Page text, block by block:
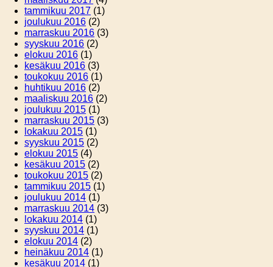
tammikuu 2017 (1)
joulukuu 2016 (2)
marraskuu 2016 (3)
syyskuu 2016 (2)
elokuu 2016 (1)
kesäkuu 2016 (3)
toukokuu 2016 (1)
huhtikuu 2016 (2)
maaliskuu 2016 (2)
joulukuu 2015 (1)
marraskuu 2015 (3)
lokakuu 2015 (1)
syyskuu 2015 (2)
elokuu 2015 (4)
kesäkuu 2015 (2)
toukokuu 2015 (2)
tammikuu 2015 (1)
joulukuu 2014 (1)
marraskuu 2014 (3)
lokakuu 2014 (1)
syyskuu 2014 (1)
elokuu 2014 (2)
heinäkuu 2014 (1)
kesäkuu 2014 (1)